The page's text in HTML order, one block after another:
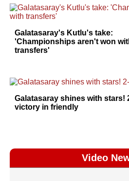
Galatasaray's Kutlu's take:
'Championships aren't won
transfers'
Galatasaray shines with stars!
victory in friendly
Video